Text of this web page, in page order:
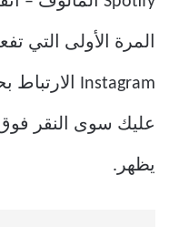
المرة الأولى التي
يظهر.